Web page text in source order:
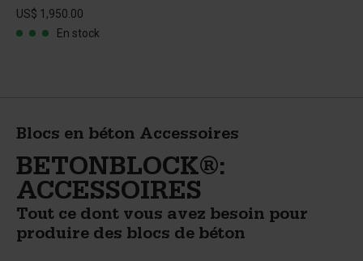
US$ 1,950.00
En stock
Blocs en béton Accessoires
BETONBLOCK®:
ACCESSOIRES
Tout ce dont vous avez besoin pour
produire des blocs de béton